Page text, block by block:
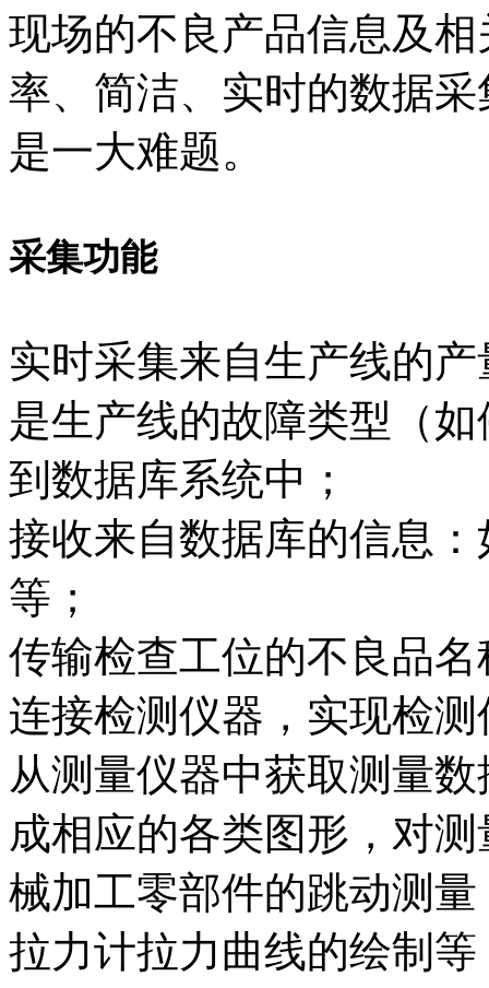
现场的不良产品信息及
率、简洁、实时的数据采
是一大难题。
采集功能
实时采集来自生产线的
是生产线的故障类型（
到数据库系统中；
接收来自数据库的信息
等；
传输检查工位的不良品
连接检测仪器，实现检
从测量仪器中获取测量
成相应的各类图形，对
械加工零部件的跳动测量
拉力计拉力曲线的绘制等